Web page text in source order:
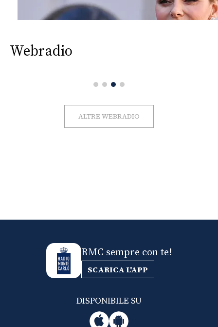
Webradio
ALTRE WEBRADIO
RMC sempre con te!
SCARICA L'APP
DISPONIBILE SU